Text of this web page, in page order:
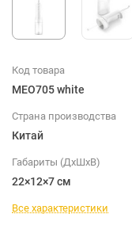
Код товара
MEO705 white
Страна производства
Китай
Габариты (ДхШхВ)
22×12×7 см
Все характеристики